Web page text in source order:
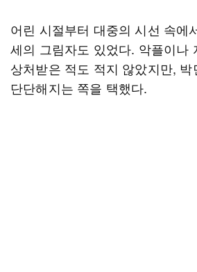
어린 시절부터 대중의 시선 속에
세의 그림자도 있었다. 악플이나
상처받은 적도 적지 않았지만,
단단해지는 쪽을 택했다.